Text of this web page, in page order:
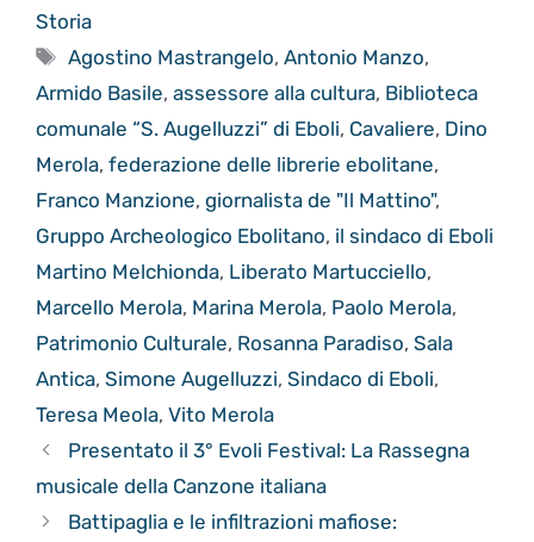
Storia
Tag
Agostino Mastrangelo,Antonio Manzo,
Armido Basile, assessore alla cultura, Biblioteca
comunale “S. Augelluzzi” di Eboli, Cavaliere, Dino
Merola, federazione delle librerie ebolitane,
Franco Manzione, giornalista de "Il Mattino",
Gruppo Archeologico Ebolitano, il sindaco di Eboli
Martino Melchionda, Liberato Martucciello,
Marcello Merola, Marina Merola, Paolo Merola,
Patrimonio Culturale, Rosanna Paradiso, Sala
Antica, Simone Augelluzzi, Sindaco di Eboli,
Teresa Meola, Vito Merola
Presentato il 3° Evoli Festival: La Rassegna
musicale della Canzone italiana
Battipaglia e le infiltrazioni mafiose: